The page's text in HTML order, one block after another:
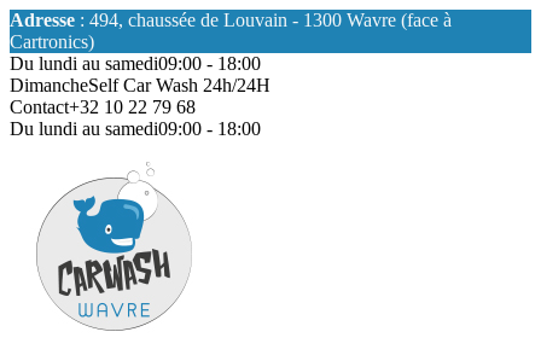
Adresse : 494, chaussée de Louvain - 1300 Wavre (face à
Cartronics)
Du lundi au samedi09:00 - 18:00
DimancheSelf Car Wash 24h/24H
Contact+32 10 22 79 68
Du lundi au samedi09:00 - 18:00